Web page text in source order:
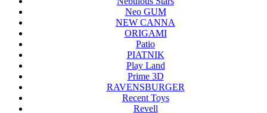
Neo GUM
NEW CANNA
ORIGAMI
Patio
PIATNIK
Play Land
Prime 3D
RAVENSBURGER
Recent Toys
Revell